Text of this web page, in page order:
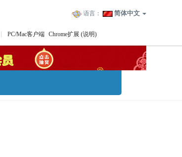
语言： 简体中文
PC/Mac客户端 Chrome扩展 (说明)